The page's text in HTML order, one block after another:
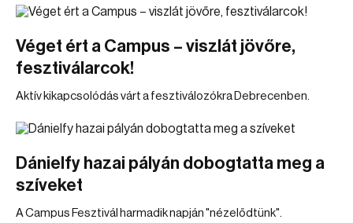
Véget ért a Campus – viszlát jövőre,
fesztiválarcok!
Aktív kikapcsolódás várt a fesztiválozókra Debrecenben.
Dánielfy hazai pályán dobogtatta meg a
szíveket
A Campus Fesztivál harmadik napján "nézelődtünk".